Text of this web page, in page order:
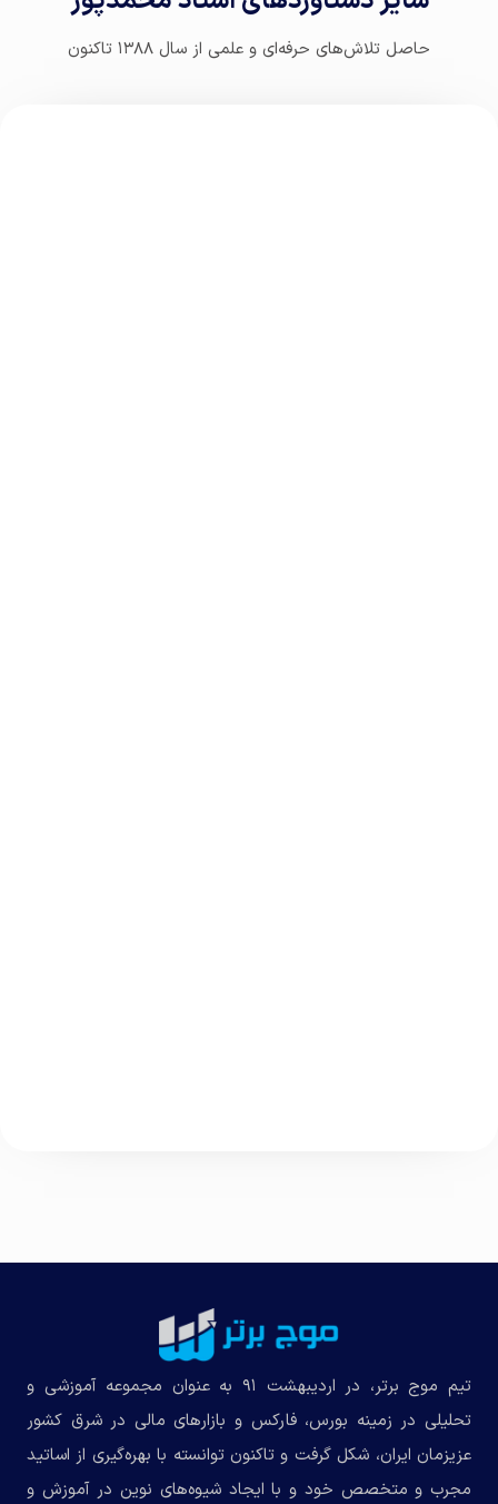
حاصل تلاش‌های حرفه‌ای و علمی از سال ۱۳۸۸ تاکنون
تیم موج برتر، در اردیبهشت ۹۱ به عنوان مجموعه‌ آموزشی و
تحلیلی در زمینه بورس، فارکس و بازارهای مالی در شرق کشور
عزیزمان ایران، شکل گرفت و تاکنون توانسته با بهره‌گیری از اساتید
مجرب و متخصص خود و با ایجاد شیوه‌های نوین در آموزش و